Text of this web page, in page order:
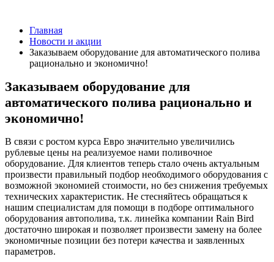
Главная
Новости и акции
Заказываем оборудование для автоматического полива
рационально и экономично!
Заказываем оборудование для
автоматического полива рационально и
экономично!
В связи с ростом курса Евро значительно увеличились
рублевые цены на реализуемое нами поливочное
оборудование. Для клиентов теперь стало очень актуальным
произвести правильный подбор необходимого оборудования с
возможной экономией стоимости, но без снижения требуемых
технических характеристик. Не стесняйтесь обращаться к
нашим специалистам для помощи в подборе оптимального
оборудования автополива, т.к. линейка компании Rain Bird
достаточно широкая и позволяет произвести замену на более
экономичные позиции без потери качества и заявленных
параметров.